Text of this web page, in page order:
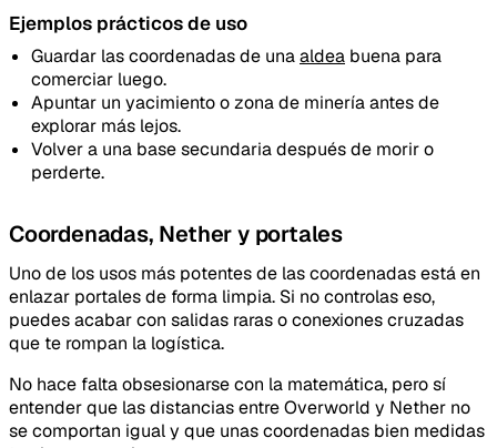
Ejemplos prácticos de uso
Guardar las coordenadas de unaaldea buena para
comerciar luego.
Apuntar un yacimiento o zona de minería antes de
explorar más lejos.
Volver a una base secundaria después de morir o
perderte.
Coordenadas, Nether y portales
Uno de los usos más potentes de las coordenadas está en
enlazar portales de forma limpia. Si no controlas eso,
puedes acabar con salidas raras o conexiones cruzadas
que te rompan la logística.
No hace falta obsesionarse con la matemática, pero sí
entender que las distancias entre Overworld y Nether no
se comportan igual y que unas coordenadas bien medidas